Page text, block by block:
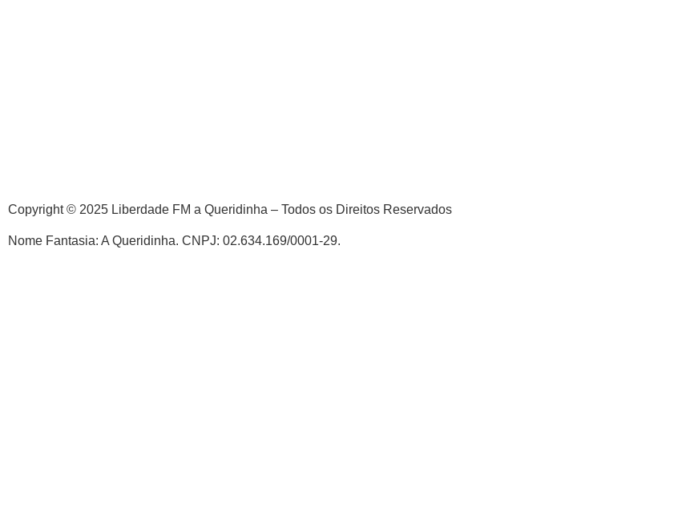
Copyright © 2025 Liberdade FM a Queridinha – Todos os Direitos Reservados
Nome Fantasia: A Queridinha. CNPJ: 02.634.169/0001-29.